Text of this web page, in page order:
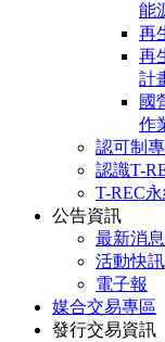
能
再
再
計
國
作
認可制
認識T-
T-REC
公告資訊
最新消息
活動快訊
電子報
媒合交易專區
發行交易資訊